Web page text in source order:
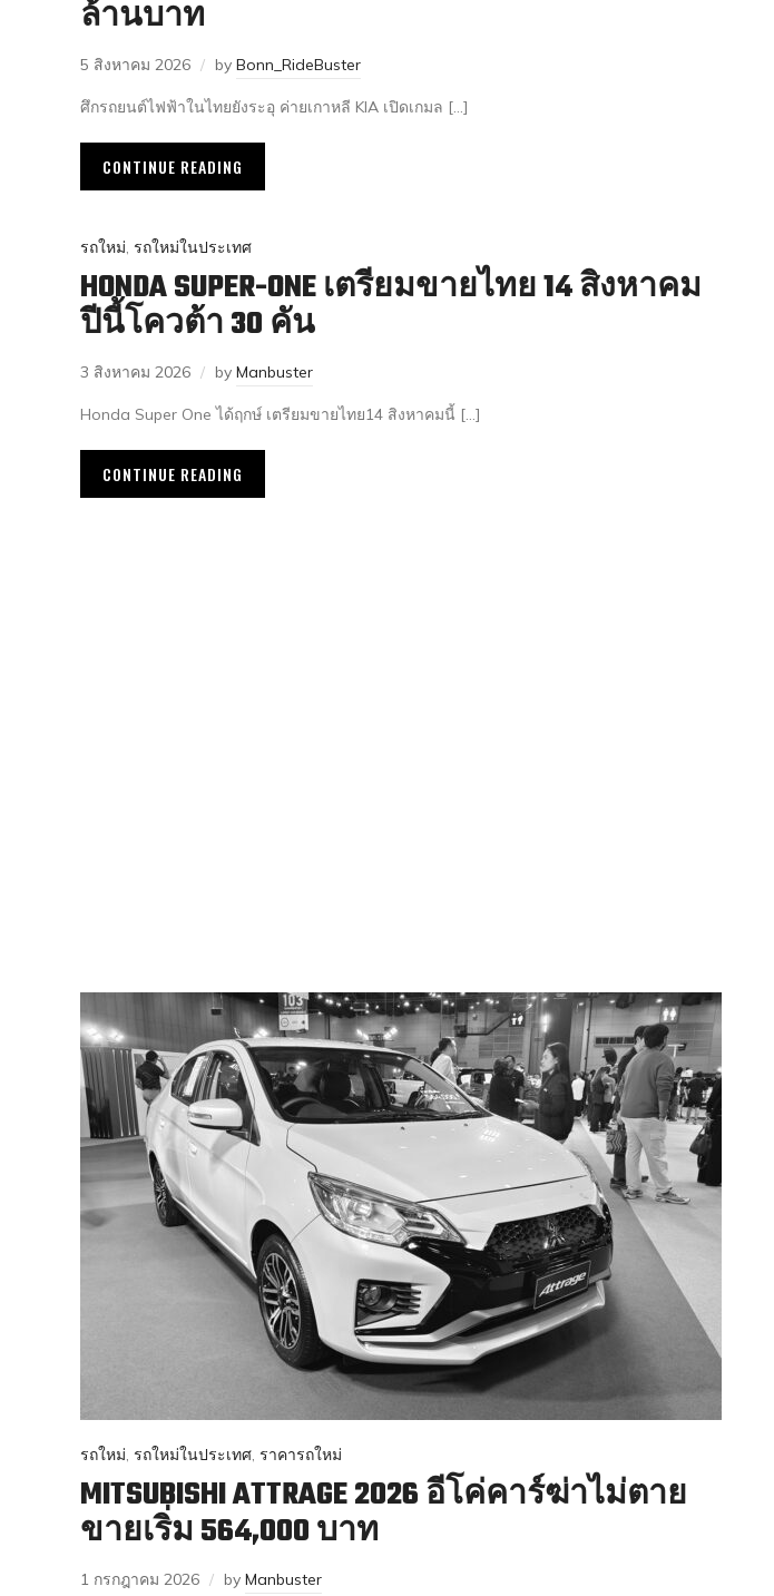
ล้านบาท
5 สิงหาคม 2026 by Bonn_RideBuster
ศึกรถยนต์ไฟฟ้าในไทยยังระอุ ค่ายเกาหลี KIA เปิดเกมล […]
CONTINUE READING
รถใหม่, รถใหม่ในประเทศ
HONDA SUPER-ONE เตรียมขายไทย 14 สิงหาคม
ปีนี้โควต้า 30 คัน
3 สิงหาคม 2026 by Manbuster
Honda Super One ได้ฤกษ์ เตรียมขายไทย14 สิงหาคมนี้ […]
CONTINUE READING
รถใหม่, รถใหม่ในประเทศ, ราคารถใหม่
MITSUBISHI ATTRAGE 2026 อีโค่คาร์ฆ่าไม่ตาย
ขายเริ่ม 564,000 บาท
1 กรกฎาคม 2026 by Manbuster